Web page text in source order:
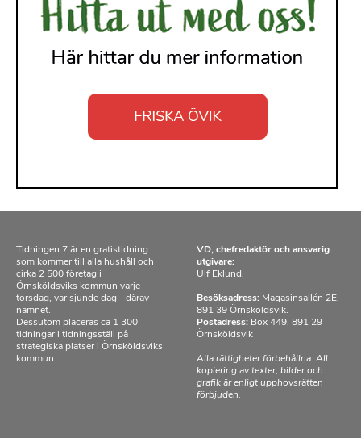
Tidningen 7 är en gratistidning
som kommer till alla hushåll och
cirka 2 500 företag i
Örnsköldsviks kommun varje
torsdag, var sjunde dag - därav
namnet.
Dessutom placeras ca 1 300
tidningar i tidningsställ på
strategiska platser i Örnsköldsviks
kommun.
VD, chefredaktör och ansvarig
utgivare:
Ulf Eklund.
Besöksadress: Magasinsallén 2E,
891 39 Örnsköldsvik.
Postadress: Box 449, 891 29
Örnsköldsvik
Alla rättigheter förbehållna. All
kopiering av texter, bilder och
grafik är enligt upphovsrätten
förbjuden.